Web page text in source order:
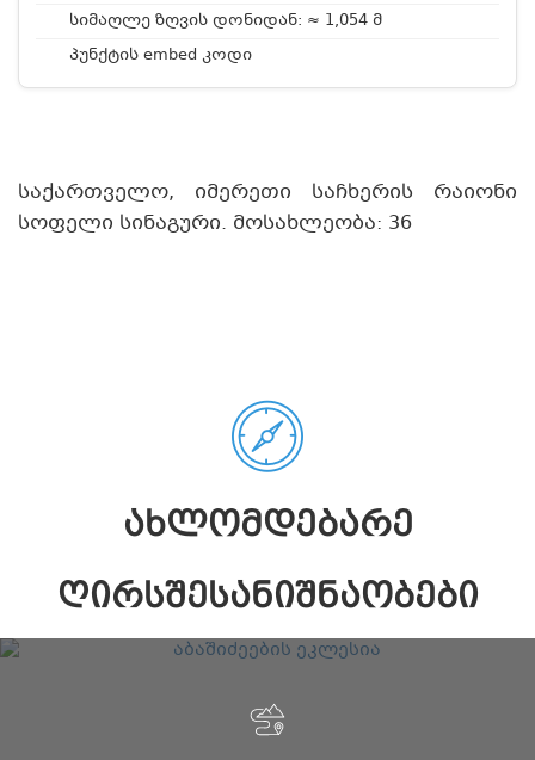
სიმაღლე ზღვის დონიდან: ≈ 1,054 მ
პუნქტის embed კოდი
საქართველო, იმერეთი საჩხერის რაიონი
სოფელი სინაგური. მოსახლეობა: 36
ᲐᲮᲚᲝᲛᲓᲔᲑᲐᲠᲔ
ᲦᲘᲠᲡᲨᲔᲡᲐᲜᲘᲨᲜᲐᲝᲑᲔᲑᲘ